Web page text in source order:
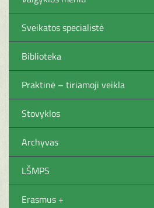
Sveikatos specialistė
Biblioteka
Praktinė – tiriamoji veikla
Stovyklos
Archyvas
LŠMPS
Erasmus +